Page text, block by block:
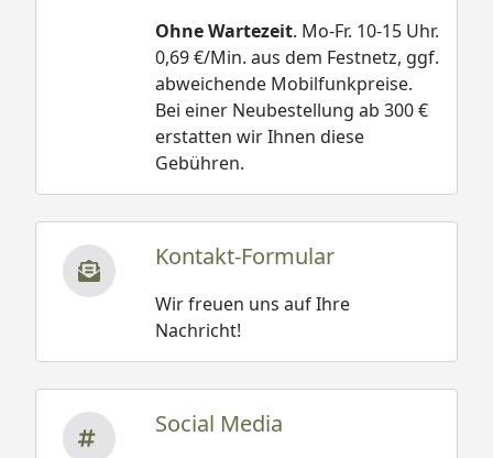
Ohne Wartezeit. Mo-Fr. 10-15 Uhr.
0,69 €/Min. aus dem Festnetz, ggf.
abweichende Mobilfunkpreise.
Bei einer Neubestellung ab 300 €
erstatten wir Ihnen diese
Gebühren.
Kontakt-Formular
Wir freuen uns auf Ihre
Nachricht!
Social Media